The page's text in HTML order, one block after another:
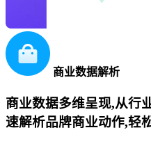
商业数据解析
商业数据多维呈现,从行
速解析品牌商业动作,轻